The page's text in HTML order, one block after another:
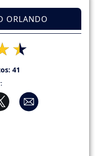
ORLANDO
41